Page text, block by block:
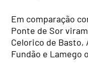
Em comparação
Ponte de Sor
Celorico de
Fundão e Lamego